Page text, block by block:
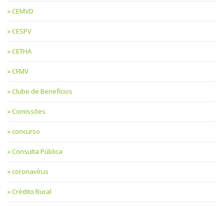
CEMVD
CESPV
CETHA
CFMV
Clube de Benefícios
Comissões
concurso
Consulta Pública
coronavírus
Crédito Rural